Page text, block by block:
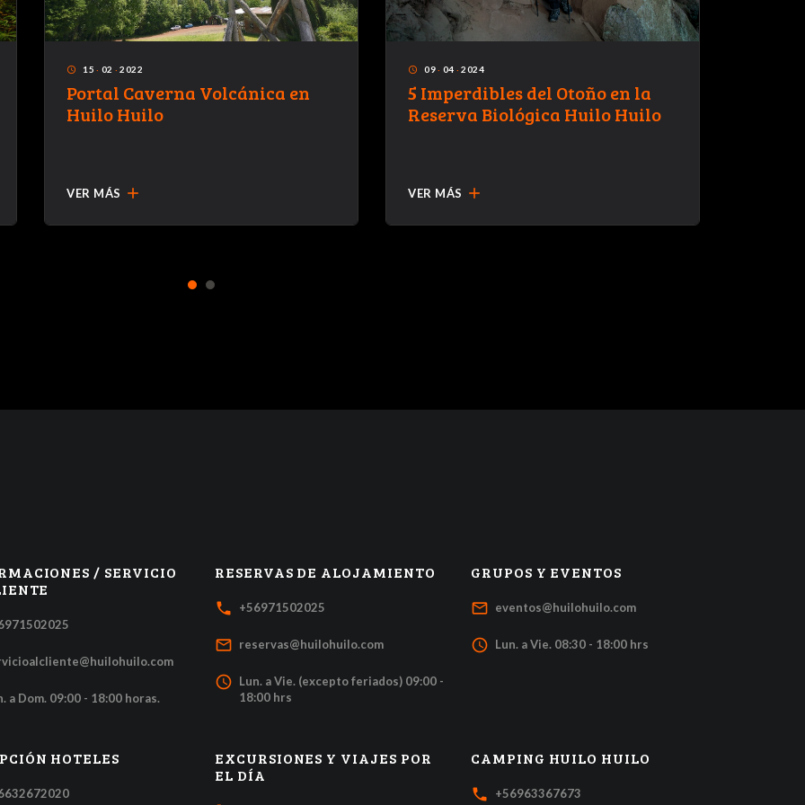
access_time 15 · 02 · 2022
Portal Caverna Volcánica en
Huilo Huilo
VER MÁS add
access_time 09· 04 · 2024
5 Imperdibles del Otoño en la
Reserva Biológica Huilo Huilo
VER MÁS add
1 2
/ SERVICIO
a Dom. 09:00 - 18:00 horas.
RESERVAS DE ALOJAMIENTO
local_phone +56971502025
mail_outline reservas@huilohuilo.com
access_time Lun. a Vie. (excepto feriados) 09:00 -
18:00 hrs
GRUPOS Y EVENTOS
mail_outline eventos@huilohuilo.com
access_time Lun. a Vie. 08:30 - 18:00 hrs
HOTELES
EXCURSIONES Y VIAJES POR
EL DÍA
CAMPING HUILO HUILO
local_phone +56963367673